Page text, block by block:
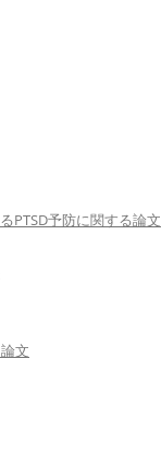
PTSD予防に関する論文
文